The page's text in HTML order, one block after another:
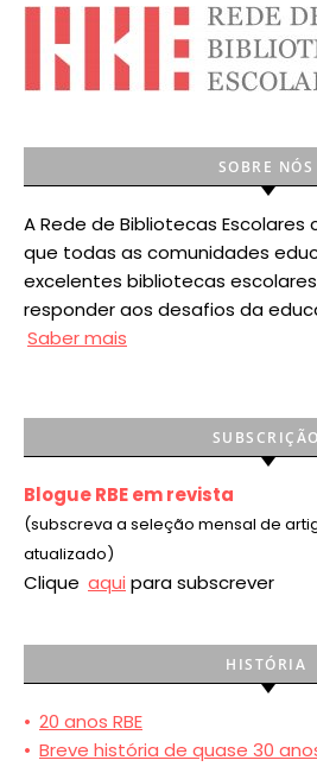
SOBRE NÓS
A Rede de Bibliotecas
que todas as comunidades
excelentes bibliotecas
responder aos desafios da
Saber mais
SUBSCRIÇÃO
Blogue RBE em revista
(subscreva a seleção mensal de
atualizado)
Clique aqui para subscrever
HISTÓRIA
• 20 anos RBE
• Breve história de quase 30